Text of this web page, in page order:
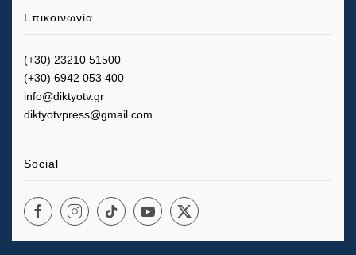
Επικοινωνία
(+30) 23210 51500
(+30) 6942 053 400
info@diktyotv.gr
diktyotvpress@gmail.com
Social